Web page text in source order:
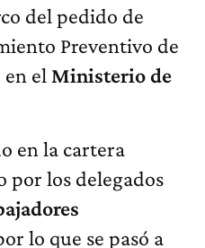
del pedido de
Preventivo de
en el Ministerio de
en la cartera
por los delegados
lo que se pasó a